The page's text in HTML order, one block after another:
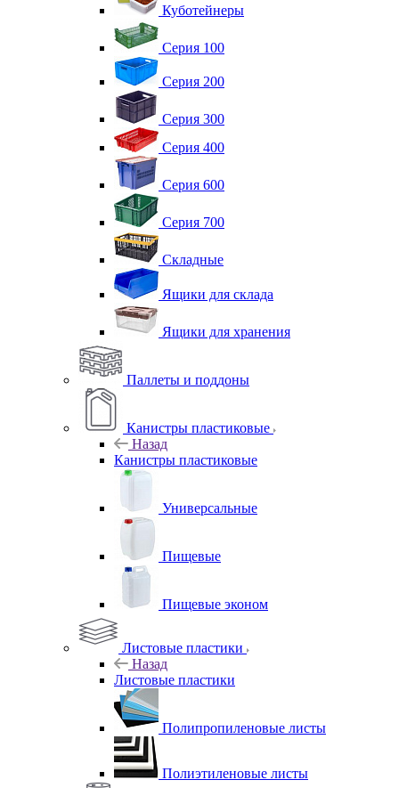
Куботейнеры
Серия 100
Серия 200
Серия 300
Серия 400
Серия 600
Серия 700
Складные
Ящики для склада
Ящики для хранения
Паллеты и поддоны
Канистры пластиковые
Назад
Канистры пластиковые
Универсальные
Пищевые
Пищевые эконом
Листовые пластики
Назад
Листовые пластики
Полипропиленовые листы
Полиэтиленовые листы